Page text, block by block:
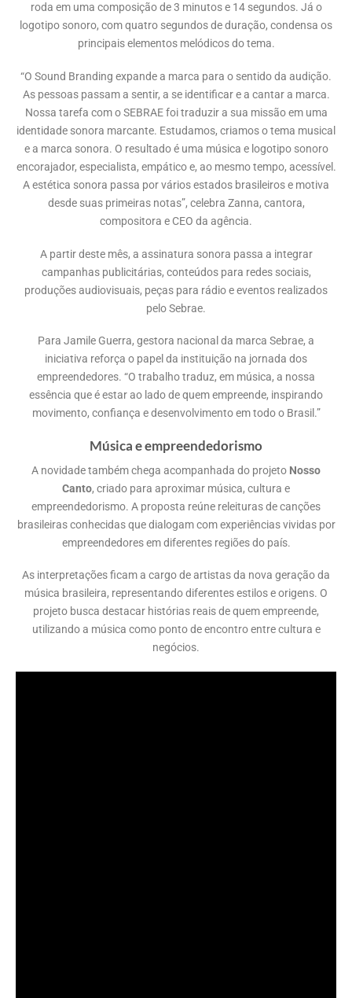
roda em uma composição de 3 minutos e 14 segundos. Já o
logotipo sonoro, com quatro segundos de duração, condensa os
principais elementos melódicos do tema.
“O Sound Branding expande a marca para o sentido da audição.
As pessoas passam a sentir, a se identificar e a cantar a marca.
Nossa tarefa com o SEBRAE foi traduzir a sua missão em uma
identidade sonora marcante. Estudamos, criamos o tema musical
e a marca sonora. O resultado é uma música e logotipo sonoro
encorajador, especialista, empático e, ao mesmo tempo, acessível.
A estética sonora passa por vários estados brasileiros e motiva
desde suas primeiras notas”, celebra Zanna, cantora,
compositora e CEO da agência.
A partir deste mês, a assinatura sonora passa a integrar
campanhas publicitárias, conteúdos para redes sociais,
produções audiovisuais, peças para rádio e eventos realizados
pelo Sebrae.
Para Jamile Guerra, gestora nacional da marca Sebrae, a
iniciativa reforça o papel da instituição na jornada dos
empreendedores. “O trabalho traduz, em música, a nossa
essência que é estar ao lado de quem empreende, inspirando
movimento, confiança e desenvolvimento em todo o Brasil.”
Música e empreendedorismo
A novidade também chega acompanhada do projeto Nosso
Canto, criado para aproximar música, cultura e
empreendedorismo. A proposta reúne releituras de canções
brasileiras conhecidas que dialogam com experiências vividas por
empreendedores em diferentes regiões do país.
As interpretações ficam a cargo de artistas da nova geração da
música brasileira, representando diferentes estilos e origens. O
projeto busca destacar histórias reais de quem empreende,
utilizando a música como ponto de encontro entre cultura e
negócios.